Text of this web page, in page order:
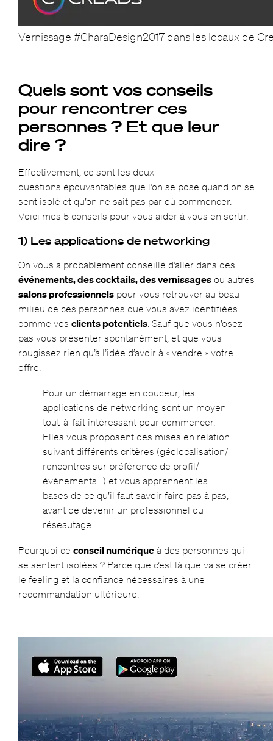
Vernissage #CharaDesign2017 dans les locaux de
Quels sont vos conseils
pour rencontrer ces
personnes ? Et que leur
dire ?
Effectivement, ce sont les deux
questions épouvantables que l’on se pose quand on se
sent isolé et qu’on ne sait pas par où commencer.
Voici mes 5 conseils pour vous aider à vous en sortir.
1) Les applications de networking
On vous a probablement conseillé d’aller dans des
événements, des cocktails, des vernissagesou autres
salons professionnelspour vous retrouver au beau
milieu de ces personnes que vous avez identifiées
comme vos clients potentiels. Sauf que vous n’osez
pas vous présenter spontanément, et que vous
rougissez rien qu’à l’idée d’avoir à « vendre » votre
offre.
Pour un démarrage en douceur, les
applications de networking sont un moyen
tout-à-fait intéressant pour commencer.
Elles vous proposent des mises en relation
suivant différents critères (géolocalisation/
rencontres sur préférence de profil/
événements…) et vous apprennent les
bases de ce qu’il faut savoir faire pas à pas,
avant de devenir un professionnel du
réseautage.
Pourquoi ce conseil numériqueà des personnes qui
se sentent isolées ? Parce que c’est là que va se créer
le feeling et la confiance nécessaires à une
recommandation ultérieure.